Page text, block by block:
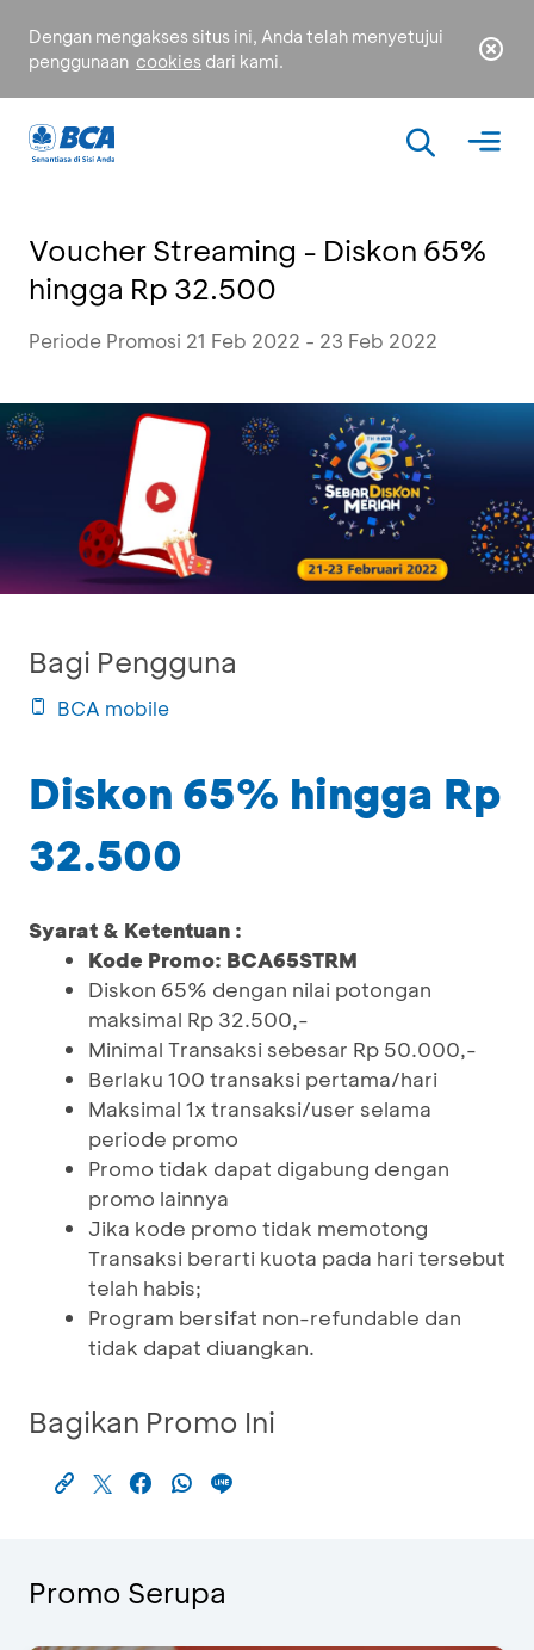
Dengan mengakses situs ini, Anda telah menyetujui
penggunaan cookies dari kami.
Voucher Streaming - Diskon 65%
hingga Rp 32.500
Periode Promosi 21 Feb 2022 - 23 Feb 2022
Bagi Pengguna
BCA mobile
Diskon 65% hingga Rp
32.500
Syarat & Ketentuan :
Kode Promo: BCA65STRM
Diskon 65% dengan nilai potongan
maksimal Rp 32.500,-
Minimal Transaksi sebesar Rp 50.000,-
Berlaku 100 transaksi pertama/hari
Maksimal 1x transaksi/user selama
periode promo
Promo tidak dapat digabung dengan
promo lainnya
Jika kode promo tidak memotong
Transaksi berarti kuota pada hari tersebut
telah habis;
Program bersifat non-refundable dan
tidak dapat diuangkan.
Bagikan Promo Ini
Promo Serupa